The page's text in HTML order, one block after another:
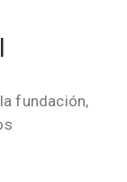
fundación,